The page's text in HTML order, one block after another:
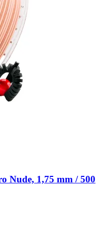
Nude, 1,75 mm / 500